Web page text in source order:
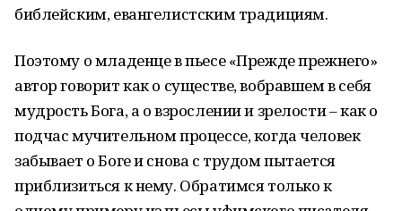
библейским, евангелистским традициям.
Поэтому о младенце в пьесе «Прежде прежнего»
автор говорит как о существе, вобравшем в себя
мудрость Бога, а о взрослении и зрелости – как о
подчас мучительном процессе, когда человек
забывает о Боге и снова с трудом пытается
приблизиться к нему. Обратимся только к